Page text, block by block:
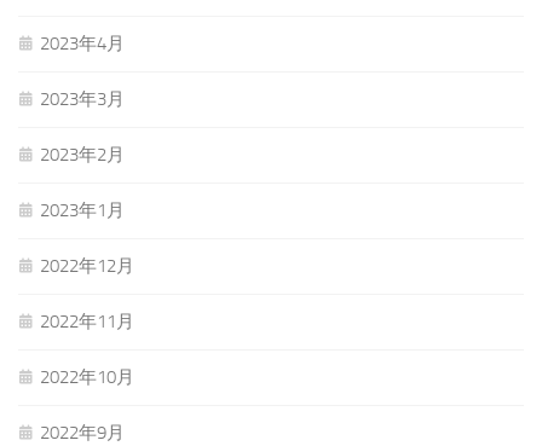
2023年4月
2023年3月
2023年2月
2023年1月
2022年12月
2022年11月
2022年10月
2022年9月